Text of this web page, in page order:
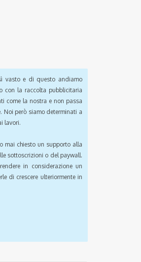
vasto e di questo andiamo
con la raccolta pubblicitaria
come la nostra e non passa
Noi però siamo determinati a
lavori.
mai chiesto un supporto alla
sottoscrizioni o del paywall.
in considerazione un
di crescere ulteriormente in